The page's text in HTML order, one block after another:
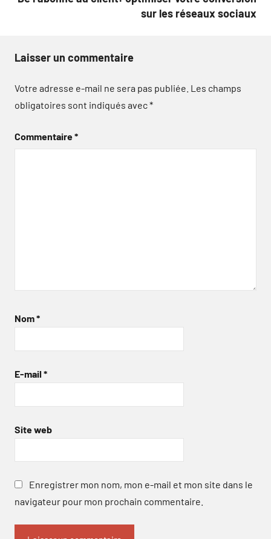
sur les réseaux sociaux
Laisser un commentaire
Votre adresse e-mail ne sera pas publiée. Les champs
obligatoires sont indiqués avec*
Commentaire*
Nom*
E-mail *
Site web
Enregistrer mon nom, mon e-mail et mon site dans le
navigateur pour mon prochain commentaire.